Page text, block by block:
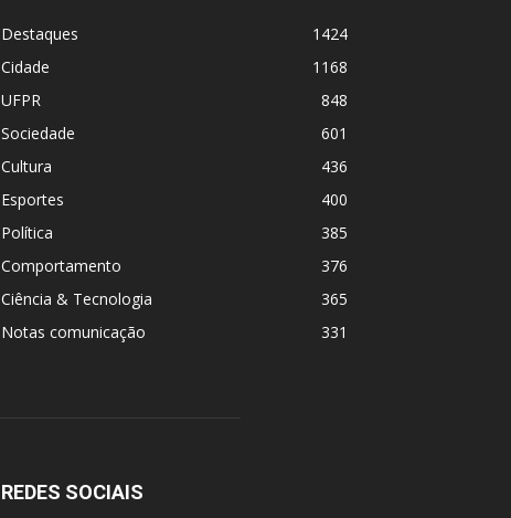
Destaques
1424
Cidade
1168
UFPR
848
Sociedade
601
Cultura
436
Esportes
400
Política
385
Comportamento
376
Ciência & Tecnologia
365
Notas comunicação
331
REDES SOCIAIS